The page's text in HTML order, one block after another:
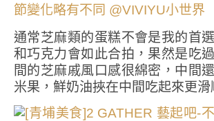
通常芝麻類的蛋糕不會是我的首
和巧克力會如此合拍，果然是吃
間的芝麻戚風口感很綿密，中間
米果，鮮奶油挾在中間吃起來更滑